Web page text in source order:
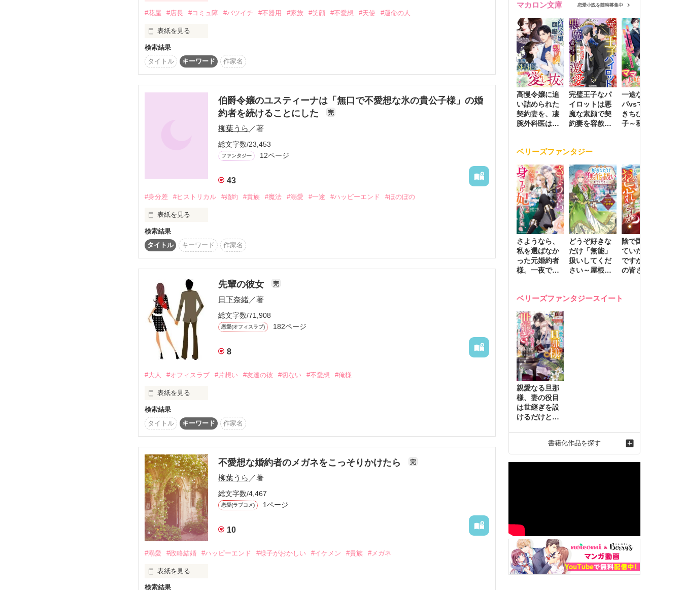
・。*・。*・。*・。*・。*・。*・。*・。*・。*・。*・
読んでくださった皆様のおかげでベリーズ文庫化となりました。
それに伴い発売日の一ヵ月前となる2018年3月9日より
一部試し読みとなります。どうかご了承ください。
書籍版では諸事情により会社名、ブランド名等を変更しています。
また、ふたりの甘々なエピソードも随所に加筆しています。
よろしければ覗いてみてくださいね。
#花屋 #店長 #コミュ障 #バツイチ #不器用 #家族 #笑顔 #不愛想 #天使 #運命の人
表紙を見る
君のいない世界で、今日も俺は呼吸をしている。
君のいない世界で、俺だけがまだ生きている。
君の元へいく覚悟ができないまま生きている俺が出会ったのは
不器用に笑うひとりの女。
未来をあきらめようとしていた俺が見つけた未来。
☆みやのもりさんへ
と読み比べていない私に、気づかないような発見をしていただいているような気持ちでいます。そして
作品を読む
検索結果
タイトル
キーワード 作家名
伯爵令嬢のユスティーナは「無口で不愛想な氷の貴公子様」の婚
約者を続けることにした
完
柳葉うら ／著
総文字数/23,453
ファンタジー 12ページ
43
#身分差 #ヒストリカル #婚約 #貴族 #魔法 #溺愛 #一途 #ハッピーエンド #ほのぼの
表紙を見る
はじめまして！ほのぼのしたお話ですがお付き合いいただけますと嬉しいです( ⁎ᵕᴗᵕ⁎ )
作品を読む
検索結果
タイトル
キーワード 作家名
先輩の彼女 完
日下奈緒／著
総文字数/71,908
恋愛(オフィスラブ) 182ページ
8
#大人 #オフィスラブ #片想い #友達の彼 #切ない #不愛想 #俺様
表紙を見る
ただ側にいたい
それだけじゃあ
先輩
検索結果
タイトル
キーワード 作家名
不愛想な婚約者のメガネをこっそりかけたら 完
柳葉うら ／著
総文字数/4,467
恋愛(ラブコメ) 1ページ
10
#溺愛 #政略結婚 #ハッピーエンド #様子がおかしい #イケメン #貴族 #メガネ
表紙を見る
検索結果
マカロン文庫 恋愛小説を随時募集中
高慢令嬢に追
い詰められた
契約妻を、凄
腕外科医はこ
完璧王子なパ
イロットは悪
魔な素顔で契
約妻を容赦な
一途な社長パ
パvsママ大好
きちびっこ息
子～私を捨て
ベリーズファンタジー
さようなら、
私を選ばなか
った元婚約者
様。一夜で大
ました２
どうぞ好きな
だけ「無能」
扱いしてくだ
さい～屋根裏
動かす万能令
陰で国を支え
ていたのは私
ですが、王家
の皆さんお忘
れ才女の辺境
ベリーズファンタジースイート
親愛なる旦那
様、妻の役目
は世継ぎを設
けるだけと聞
れ才女の幸せ
な結婚～2
書籍化作品を探す